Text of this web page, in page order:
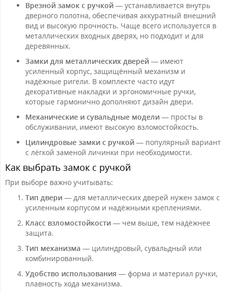
Врезной замок с ручкой — устанавливается внутрь
дверного полотна, обеспечивая аккуратный внешний
вид и высокую прочность. Чаще всего используется в
металлических входных дверях, но подходит и для
деревянных.
Замки для металлических дверей — имеют
усиленный корпус, защищённый механизм и
надёжные ригели. В комплекте часто идут
декоративные накладки и эргономичные ручки,
которые гармонично дополняют дизайн двери.
Механические и сувальдные модели — просты в
обслуживании, имеют высокую взломостойкость.
Цилиндровые замки с ручкой — популярный вариант
с лёгкой заменой личинки при необходимости.
Как выбрать замок с ручкой
При выборе важно учитывать:
Тип двери — для металлических дверей нужен замок с
усиленным корпусом и надёжными креплениями.
Класс взломостойкости — чем выше, тем надёжнее
защита.
Тип механизма — цилиндровый, сувальдный или
комбинированный.
Удобство использования — форма и материал ручки,
плавность хода механизма.